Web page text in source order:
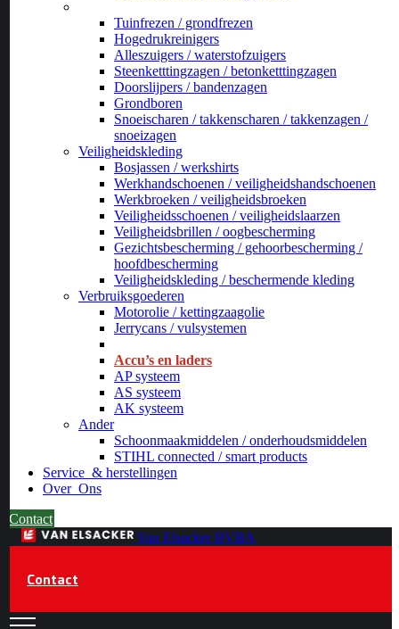
Tuinfrezen / grondfrezen
Hogedrukreinigers
Alleszuigers / waterstofzuigers
Steenketttingzagen / betonketttingzagen
Doorslijpers / bandenzagen
Grondboren
Snoeischaren / takkenscharen / takkenzagen /
snoeizagen
Veiligheidskleding
Bosjassen / werkshirts
Werkhandschoenen / veiligheidshandschoenen
Werkbroeken / veiligheidsbroeken
Veiligheidsschoenen / veiligheidslaarzen
Veiligheidsbrillen / oogbescherming
Gezichtsbescherming / gehoorbescherming /
hoofdbescherming
Veiligheidskleding / beschermende kleding
Verbruiksgoederen
Motorolie / kettingzaagolie
Jerrycans / vulsystemen
Accu’s en laders
AP systeem
AS systeem
AK systeem
Ander
Schoonmaakmiddelen / onderhoudsmiddelen
STIHL connected / smart products
Service & herstellingen
Over Ons
Contact
Van Elsacker BVBA
Contact